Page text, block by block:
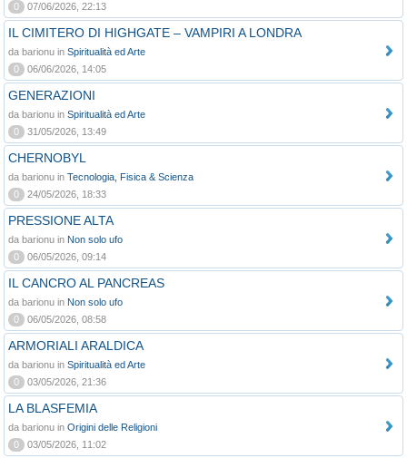
0
07/06/2026, 22:13
IL CIMITERO DI HIGHGATE – VAMPIRI A LONDRA
da barionu in Spiritualità ed Arte
0
06/06/2026, 14:05
GENERAZIONI
da barionu in Spiritualità ed Arte
0
31/05/2026, 13:49
CHERNOBYL
da barionu in Tecnologia, Fisica & Scienza
0
24/05/2026, 18:33
PRESSIONE ALTA
da barionu in Non solo ufo
0
06/05/2026, 09:14
IL CANCRO AL PANCREAS
da barionu in Non solo ufo
0
06/05/2026, 08:58
ARMORIALI ARALDICA
da barionu in Spiritualità ed Arte
0
03/05/2026, 21:36
LA BLASFEMIA
da barionu in Origini delle Religioni
0
03/05/2026, 11:02